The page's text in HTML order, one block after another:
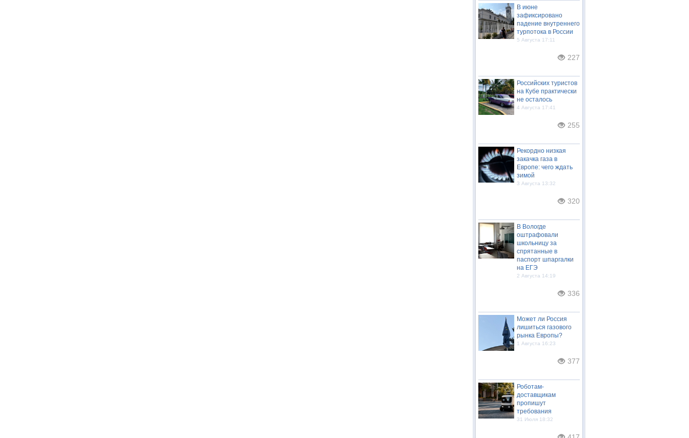
В июне
зафиксировано
падение внутреннего
турпотока в России
5 Августа 17:11
227
Российских туристов
на Кубе практически
не осталось
4 Августа 17:41
255
Рекордно низкая
закачка газа в
Европе: чего ждать
зимой
3 Августа 13:32
320
В Вологде
оштрафовали
школьницу за
спрятанные в
паспорт шпаргалки
на ЕГЭ
2 Августа 14:19
336
Может ли Россия
лишиться газового
рынка Европы?
1 Августа 16:23
377
Роботам-
доставщикам
пропишут
требования
31 Июля 18:32